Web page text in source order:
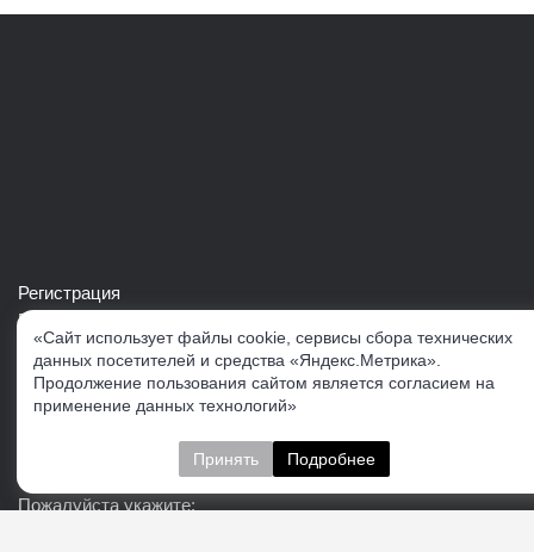
Регистрация
Войти в свой аккаунт
Скачать каталог продукции VERTUL
Следите за нами
Пожалуйста укажите:
«Сайт использует файлы cookie, сервисы сбора технических
данных посетителей и средства «Яндекс.Метрика».
Продолжение пользования сайтом является согласием на
применение данных технологий»
Принять Подробнее